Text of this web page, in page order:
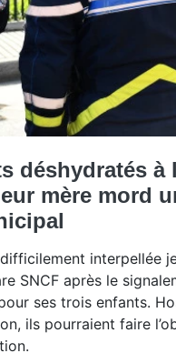
déshydratés à
mère mord
interpellée
SNCF après le
ses trois enfants.
ils pourraient faire